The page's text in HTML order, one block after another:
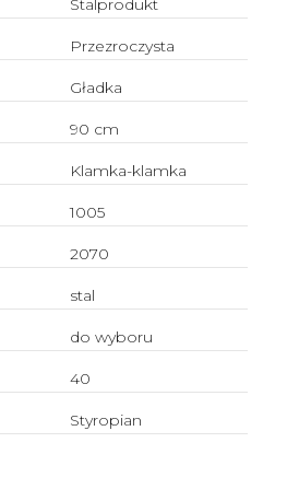
Stalprodukt
Przezroczysta
Gładka
90 cm
Klamka-klamka
1005
2070
stal
do wyboru
40
Styropian